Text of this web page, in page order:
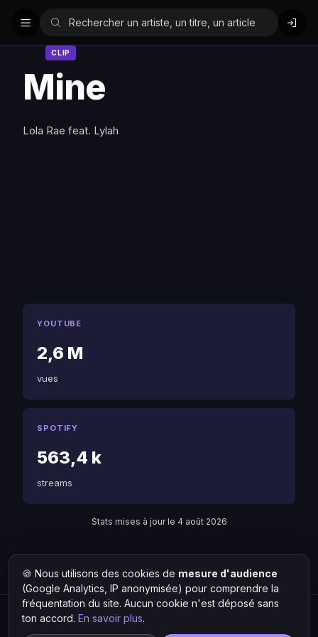
CLIP
Mine
Lola Rae feat. Lylah
YOUTUBE
2,6 M
vues
SPOTIFY
563,4 k
streams
Stats mises à jour le 4 août 2026
Retour à Lola Rae Liste des artistes
Hit Lokal·L'actu rap & musique urbaine
🍪 Nous utilisons des cookies de mesure d'audience
(Google Analytics, IP anonymisée) pour comprendre la
fréquentation du site. Aucun cookie n'est déposé sans
ton accord. En savoir plus.